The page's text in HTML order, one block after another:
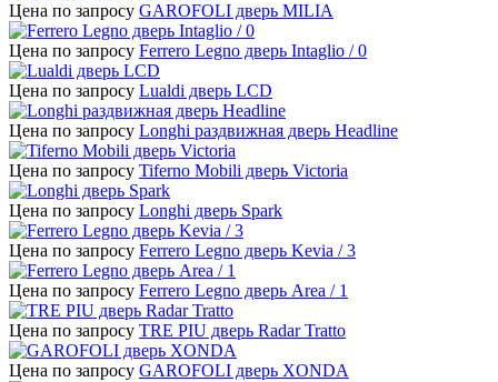
Цена по запросу GAROFOLI дверь MILIA
Цена по запросу Ferrero Legno дверь Intaglio / 0
Цена по запросу Lualdi дверь LCD
Цена по запросу Longhi раздвижная дверь Headline
Цена по запросу Tiferno Mobili дверь Victoria
Цена по запросу Longhi дверь Spark
Цена по запросу Ferrero Legno дверь Kevia / 3
Цена по запросу Ferrero Legno дверь Area / 1
Цена по запросу TRE PIU дверь Radar Tratto
Цена по запросу GAROFOLI дверь XONDA